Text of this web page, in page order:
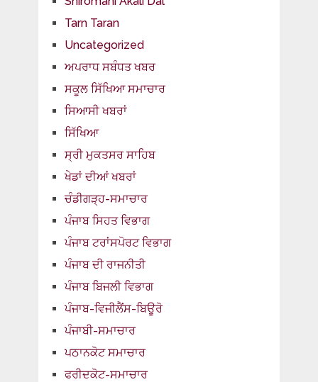
Tarn Taran
Uncategorized
ਅਪਰਾਧ ਸਬੰਧਤ ਖਬਰ
ਸਕੂਲ ਸਿੱਖਿਆ ਸਮਾਚਾਰ
ਸਿਆਸੀ ਖਬਰਾਂ
ਸਿੱਖਿਆ
ਸ੍ਰੀ ਮੁਕਤਸਰ ਸਾਹਿਬ
ਖੇਡਾਂ ਦੀਆਂ ਖਬਰਾਂ
ਚੰਡੀਗੜ੍ਹ-ਸਮਾਚਾਰ
ਪੰਜਾਬ ਸਿਹਤ ਵਿਭਾਗ
ਪੰਜਾਬ ਟਰਾਂਸਪੋਰਟ ਵਿਭਾਗ
ਪੰਜਾਬ ਦੀ ਰਾਜਨੀਤੀ
ਪੰਜਾਬ ਬਿਜਲੀ ਵਿਭਾਗ
ਪੰਜਾਬ-ਵਿਜੀਲੈਂਸ-ਬਿਊਰੋ
ਪੰਜਾਬੀ-ਸਮਾਚਾਰ
ਪਠਾਨਕੋਟ ਸਮਾਚਾਰ
ਫਰੀਦਕੋਟ-ਸਮਾਚਾਰ